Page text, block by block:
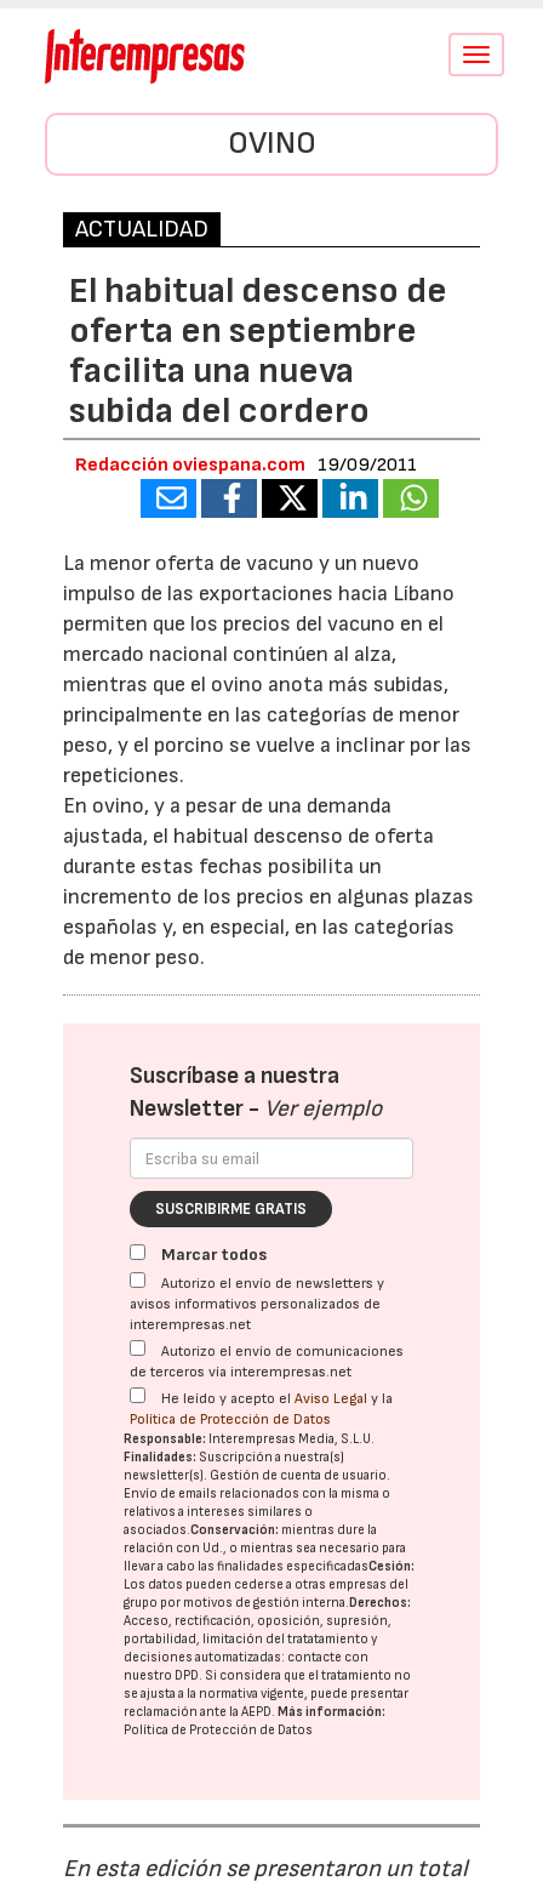
Conmutar
OVINO
ACTUALIDAD
El habitual descenso de
oferta en septiembre
facilita una nueva
subida del cordero
Redacción oviespana.com 19/09/2011
La menor oferta de vacuno y un nuevo
impulso de las exportaciones hacia Líbano
permiten que los precios del vacuno en el
mercado nacional continúen al alza,
mientras que el ovino anota más subidas,
principalmente en las categorías de menor
peso, y el porcino se vuelve a inclinar por las
repeticiones.
En ovino, y a pesar de una demanda
ajustada, el habitual descenso de oferta
durante estas fechas posibilita un
incremento de los precios en algunas plazas
españolas y, en especial, en las categorías
de menor peso.
Suscríbase a nuestra
Newsletter - Ver ejemplo
SUSCRIBIRME GRATIS
Marcar todos
Autorizo el envío de newsletters y
avisos informativos personalizados de
interempresas.net
Autorizo el envío de comunicaciones
de terceros vía interempresas.net
He leído y acepto elAviso Legal y la
Política de Protección de Datos
Responsable: Interempresas Media, S.L.U.
Finalidades: Suscripción a nuestra(s)
newsletter(s). Gestión de cuenta de usuario.
Envío de emails relacionados con la misma o
relativos a intereses similares o
asociados.Conservación: mientras dure la
relación con Ud., o mientras sea necesario para
llevar a cabo las finalidades especificadasCesión:
Los datos pueden cederse a otras empresas del
grupo por motivos de gestión interna. Derechos:
Acceso, rectificación, oposición, supresión,
portabilidad, limitación del tratatamiento y
decisiones automatizadas: contacte con
nuestro DPD. Si considera que el tratamiento no
se ajusta a la normativa vigente, puede presentar
reclamación ante laAEPD. Más información:
Política de Protección de Datos
En esta edición se presentaron un total